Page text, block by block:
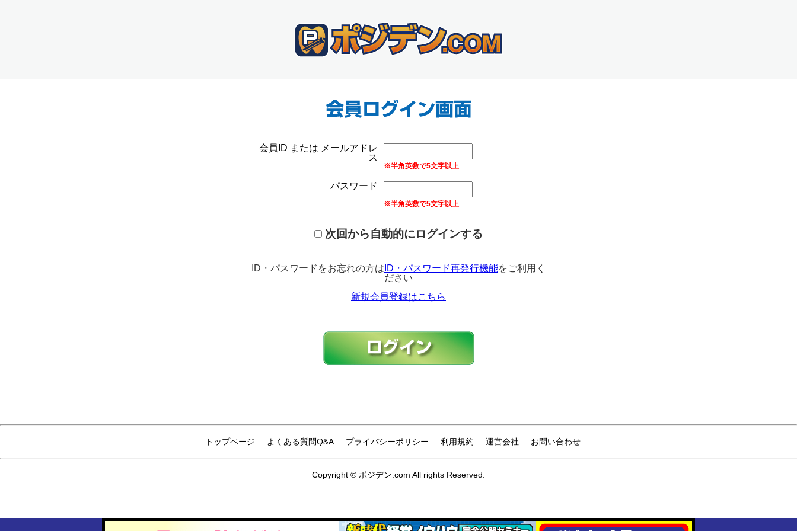
会員ID または メールアドレ
ス
※半角英数で5文字以上
パスワード
※半角英数で5文字以上
次回から自動的にログインする
ID・パスワードをお忘れの方は ID・パスワード再発行機能をご利用く
ださい
新規会員登録はこちら
トップページ よくある質問Q&A プライバシーポリシー 利用規約 運営会社 お問い合わせ
Copyright © ポジデン.com All rights Reserved.